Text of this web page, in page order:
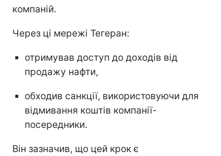
компаній.
Через ці мережі Тегеран:
отримував доступ до доходів від
продажу нафти,
обходив санкції, використовуючи для
відмивання коштів компанії-
посередники.
Він зазначив, що цей крок є